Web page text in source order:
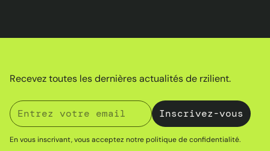
Recevez toutes les dernières actualités de rzilient.
En vous inscrivant, vous acceptez notrepolitique de confidentialité.